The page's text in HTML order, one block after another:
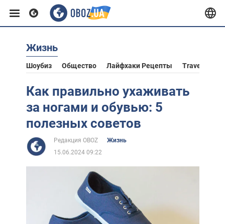
Европа
США
Азия
Африка
Лайфхаки
Жизнь
Шоубиз Общество Лайфхаки Рецепты Travel
Как правильно ухаживать
за ногами и обувью: 5
полезных советов
Редакция OBOZ
Жизнь
15.06.2024 09:22